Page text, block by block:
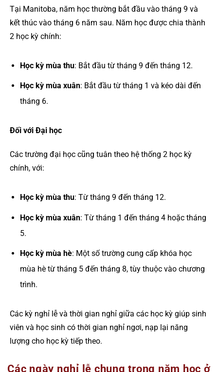
Tại Manitoba, năm học thường bắt đầu vào tháng 9 và
kết thúc vào tháng 6 năm sau. Năm học được chia thành
2 học kỳ chính:
Học kỳ mùa thu: Bắt đầu từ tháng 9 đến tháng 12.
Học kỳ mùa xuân: Bắt đầu từ tháng 1 và kéo dài đến
tháng 6.
Đối với Đại học
Các trường đại học cũng tuân theo hệ thống 2 học kỳ
chính, với:
Học kỳ mùa thu: Từ tháng 9 đến tháng 12.
Học kỳ mùa xuân: Từ tháng 1 đến tháng 4 hoặc tháng
5.
Học kỳ mùa hè: Một số trường cung cấp khóa học
mùa hè từ tháng 5 đến tháng 8, tùy thuộc vào chương
trình.
Các kỳ nghỉ lễ và thời gian nghỉ giữa các học kỳ giúp sinh
viên và học sinh có thời gian nghỉ ngơi, nạp lại năng
lượng cho học kỳ tiếp theo.
Các ngày nghỉ lễ chung trong năm học ở